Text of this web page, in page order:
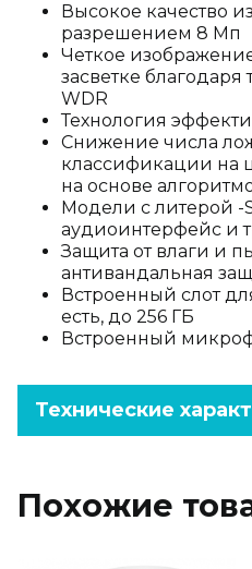
Высокое качество
разрешением 8 Мп
Четкое
засветке
WDR
Технология
Снижение числа
классификации на
на основе
Модели с литерой -
аудиоинтерфейс и
Защита от влаги и
антивандальная
Встроенный слот
есть, до 256 ГБ
Встроенный
Технические
Похожие